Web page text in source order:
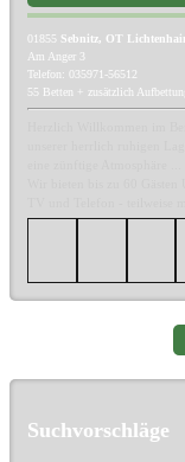
01855 Sebnitz, OT
Am Anger 3
Telefon: 035971-56512
55 Betten + zusätzlich
Suchvorschläge